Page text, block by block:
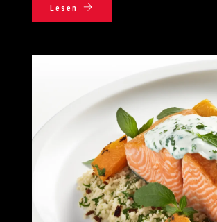
Lesen